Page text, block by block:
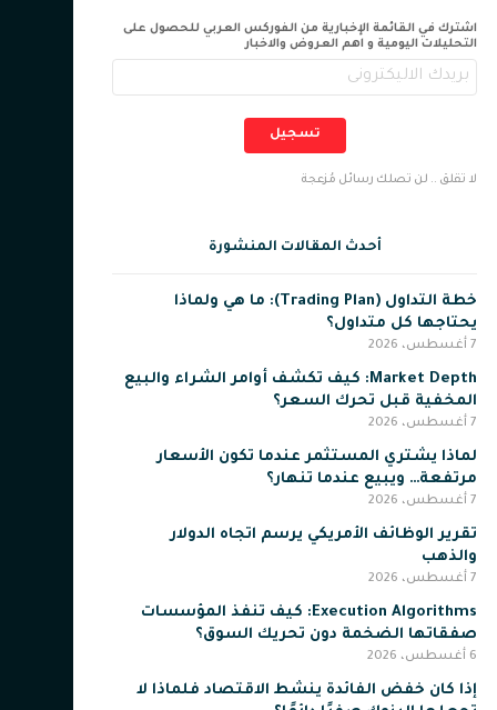
اشترك في القائمة الإخبارية من الفوركس العربي للحصول على
التحليلات اليومية و اهم العروض والاخبار
تسجيل
لا تقلق .. لن تصلك رسائل مُزعجة
أحدث المقالات المنشورة
خطة التداول (Trading Plan): ما هي ولماذا
يحتاجها كل متداول؟
7 أغسطس، 2026
Market Depth: كيف تكشف أوامر الشراء والبيع
المخفية قبل تحرك السعر؟
7 أغسطس، 2026
لماذا يشتري المستثمر عندما تكون الأسعار
مرتفعة… ويبيع عندما تنهار؟
7 أغسطس، 2026
تقرير الوظائف الأمريكي يرسم اتجاه الدولار
والذهب
7 أغسطس، 2026
Execution Algorithms: كيف تنفذ المؤسسات
صفقاتها الضخمة دون تحريك السوق؟
6 أغسطس، 2026
إذا كان خفض الفائدة ينشط الاقتصاد فلماذا لا